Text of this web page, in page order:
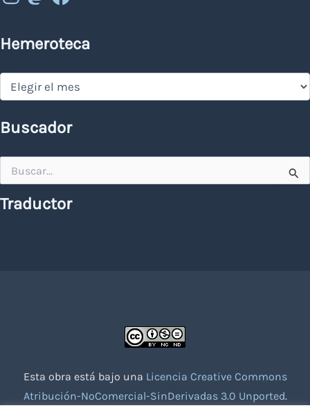
Hemeroteca
Hemeroteca
Buscador
por:
Traductor
Esta obra está bajo una Licencia Creative Commons
Atribución-NoComercial-SinDerivadas 3.0 Unported.